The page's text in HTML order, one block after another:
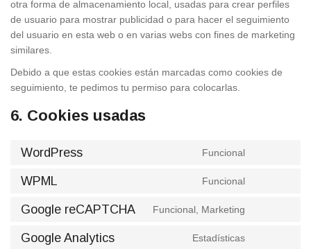
otra forma de almacenamiento local, usadas para crear perfiles
de usuario para mostrar publicidad o para hacer el seguimiento
del usuario en esta web o en varias webs con fines de marketing
similares.
Debido a que estas cookies están marcadas como cookies de
seguimiento, te pedimos tu permiso para colocarlas.
6. Cookies usadas
WordPress Funcional
WPML Funcional
Google reCAPTCHA Funcional, Marketing
Google Analytics Estadísticas